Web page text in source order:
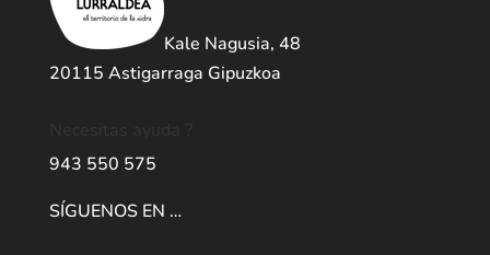
Kale Nagusia, 48
20115 Astigarraga Gipuzkoa
943 550 575
SÍGUENOS EN …